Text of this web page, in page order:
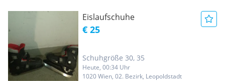
Eislaufschuhe
€ 25
Schuhgröße 30, 35
Heute, 00:34 Uhr
1020 Wien, 02. Bezirk, Leopoldstadt